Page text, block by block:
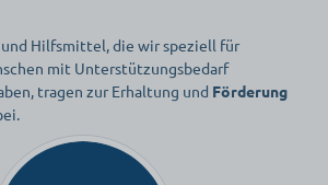
Hilfsmittel, die wir speziell für
mit Unterstützungsbedarf
tragen zur Erhaltung und Förderung